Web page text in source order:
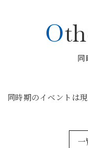
同
同時期のイベントは
一